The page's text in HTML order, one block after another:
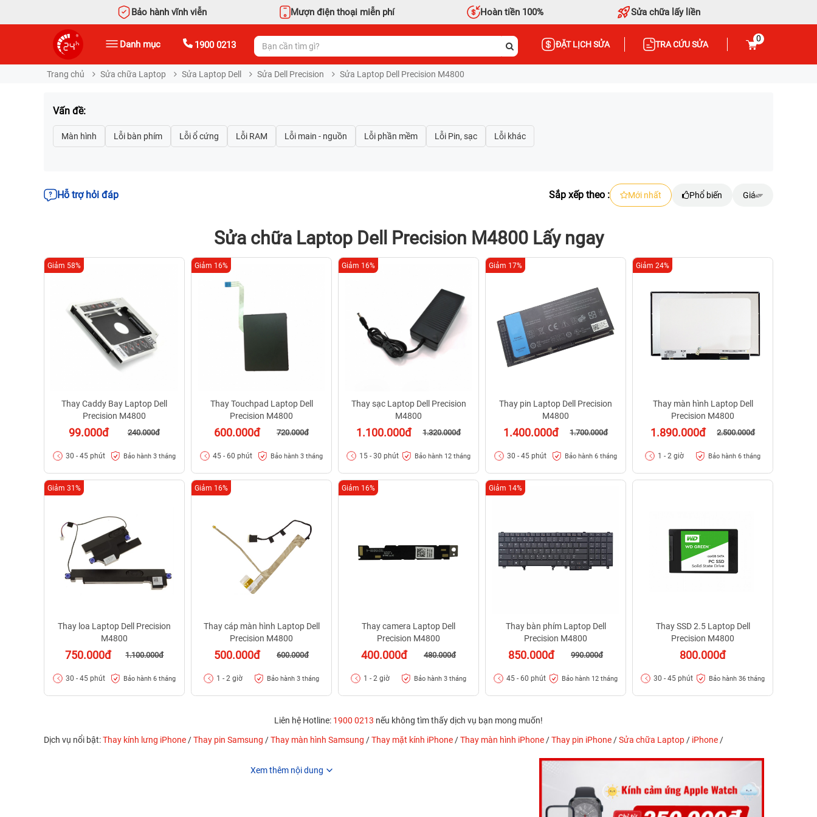
Bảo hành vĩnh viễn Mượn điện thoại miễn phí Hoàn tiền 100% Sửa chữa lấy liền
Danh mục 1900 0213 ĐẶT LỊCH SỬA TRA CỨU SỬA
0
Trang chủ Sửa chữa Laptop Sửa Laptop Dell Sửa Dell Precision Sửa Laptop Dell Precision M4800
Vấn đề:
Hỗ trợ hỏi đáp Sắp xếp theo : Mới nhất Phổ biến Giá
Sửa chữa Laptop Dell Precision M4800 Lấy ngay
Thay Caddy Bay Laptop Dell
Precision M4800
99.000đ 240.000đ
Giảm 58%
30 - 45 phút Bảo hành 3 tháng
Thay Touchpad Laptop Dell
Precision M4800
600.000đ 720.000đ
Giảm 16%
45 - 60 phút Bảo hành 3 tháng
Thay sạc Laptop Dell Precision
M4800
1.100.000đ 1.320.000đ
Giảm 16%
15 - 30 phút Bảo hành 12 tháng
Thay pin Laptop Dell Precision
M4800
1.400.000đ 1.700.000đ
Giảm 17%
30 - 45 phút Bảo hành 6 tháng
Thay màn hình Laptop Dell
Precision M4800
1.890.000đ 2.500.000đ
Giảm 24%
1 - 2 giờ Bảo hành 6 tháng
Thay loa Laptop Dell Precision
M4800
750.000đ 1.100.000đ
Giảm 31%
30 - 45 phút Bảo hành 6 tháng
Thay cáp màn hình Laptop Dell
Precision M4800
500.000đ 600.000đ
Giảm 16%
1 - 2 giờ Bảo hành 3 tháng
Thay camera Laptop Dell
Precision M4800
400.000đ 480.000đ
Giảm 16%
1 - 2 giờ Bảo hành 3 tháng
Thay bàn phím Laptop Dell
Precision M4800
850.000đ 990.000đ
Giảm 14%
45 - 60 phút Bảo hành 12 tháng
Thay SSD 2.5 Laptop Dell
Precision M4800
800.000đ
30 - 45 phút Bảo hành 36 tháng
Liên hệ Hotline: 1900 0213 nếu không tìm thấy dịch vụ bạn mong muốn!
Dịch vụ nổi bật:Thay kính lưng iPhone /Thay pin Samsung /Thay màn hình Samsung /Thay mặt kính iPhone /Thay màn hình iPhone /Thay pin iPhone /Sửa chữa Laptop / iPhone /
Xem thêm nội dung